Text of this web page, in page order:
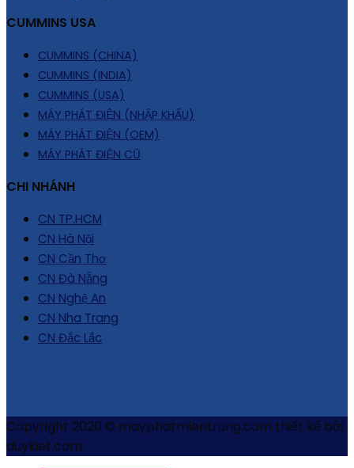
CUMMINS USA
CUMMINS (CHINA)
CUMMINS (INDIA)
CUMMINS (USA)
MÁY PHÁT ĐIỆN (NHẬP KHẨU)
MÁY PHÁT ĐIỆN (OEM)
MÁY PHÁT ĐIỆN CŨ
CHI NHÁNH
CN TP.HCM
CN Hà Nội
CN Cần Thơ
CN Đà Nẵng
CN Nghệ An
CN Nha Trang
CN Đắc Lắc
Copyright 2020 © mayphatmientrung.com thiết kế bởi
duykiet.com